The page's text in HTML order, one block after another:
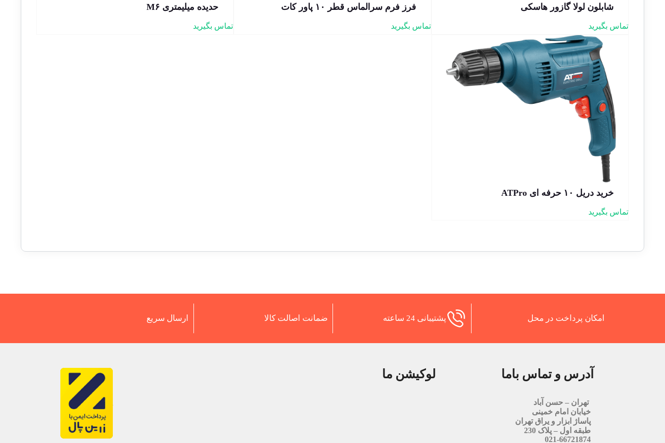
شابلون لولا گازور هاسکی
تماس بگیرید
فرز فرم سرالماس قطر ۱۰ پاور کات
تماس بگیرید
حدیده میلیمتری M۶
تماس بگیرید
خرید دریل ۱۰ حرفه ای ATPro
تماس بگیرید
امکان پرداخت در محل پشتیبانی 24 ساعته ضمانت اصالت کالا ارسال سریع
آدرس و تماس باما
تهران – حسن آباد
خیابان امام خمینی
پاساژ ابزار و یراق تهران
طبقه اول – پلاک 230
021-66721874
لوکیشن ما